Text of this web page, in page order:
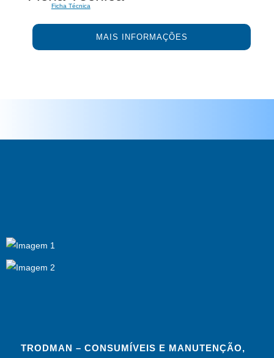
Ficha Técnica
MAIS INFORMAÇÕES
TRODMAN – CONSUMÍVEIS E MANUTENÇÃO,